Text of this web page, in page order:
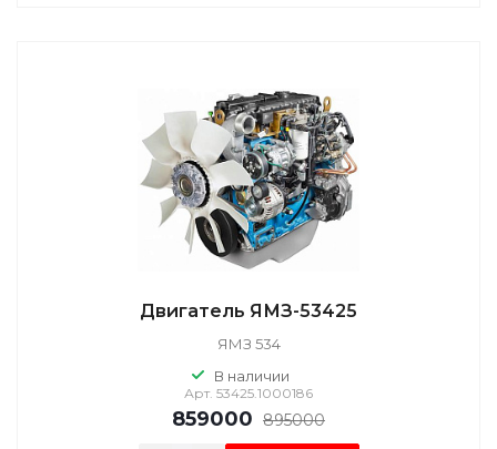
Двигатель ЯМЗ-53425
ЯМЗ 534
В наличии
Арт. 53425.1000186
859000 895000